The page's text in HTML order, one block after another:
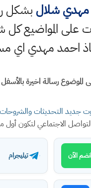
مهدي شلال بشكل
على المواضيع
احمد مهدي اي
الموضوع رسالة اخيرة
جديد التحديثات
التواصل الاجتماعي لتكون
انضم الآن تيليجرام